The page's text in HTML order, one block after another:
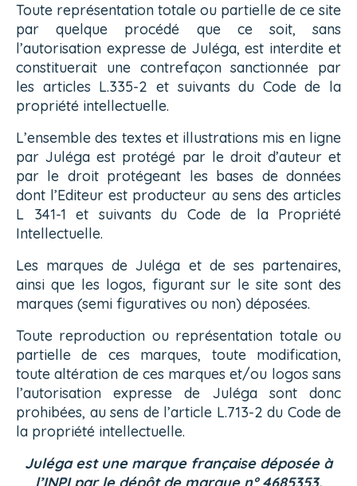
Toute représentation totale ou partielle de ce site
par quelque procédé que ce soit, sans
l’autorisation expresse de Juléga, est interdite et
constituerait une contrefaçon sanctionnée par
les articles L.335-2 et suivants du Code de la
propriété intellectuelle.
L’ensemble des textes et illustrations mis en ligne
par Juléga est protégé par le droit d’auteur et
par le droit protégeant les bases de données
dont l’Editeur est producteur au sens des articles
L 341-1 et suivants du Code de la Propriété
Intellectuelle.
Les marques de Juléga et de ses partenaires,
ainsi que les logos, figurant sur le site sont des
marques (semi figuratives ou non) déposées.
Toute reproduction ou représentation totale ou
partielle de ces marques, toute modification,
toute altération de ces marques et/ou logos sans
l’autorisation expresse de Juléga sont donc
prohibées, au sens de l’article L.713-2 du Code de
la propriété intellectuelle.
Juléga est une marque française déposée à